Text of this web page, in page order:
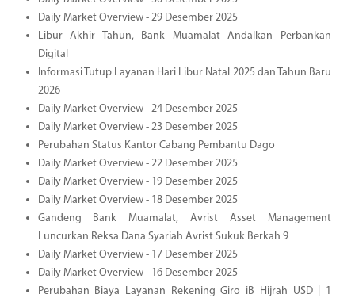
Daily Market Overview - 29 Desember 2025
Libur Akhir Tahun, Bank Muamalat Andalkan Perbankan
Digital
Informasi Tutup Layanan Hari Libur Natal 2025 dan Tahun Baru
2026
Daily Market Overview - 24 Desember 2025
Daily Market Overview - 23 Desember 2025
Perubahan Status Kantor Cabang Pembantu Dago
Daily Market Overview - 22 Desember 2025
Daily Market Overview - 19 Desember 2025
Daily Market Overview - 18 Desember 2025
Gandeng Bank Muamalat, Avrist Asset Management
Luncurkan Reksa Dana Syariah Avrist Sukuk Berkah 9
Daily Market Overview - 17 Desember 2025
Daily Market Overview - 16 Desember 2025
Perubahan Biaya Layanan Rekening Giro iB Hijrah USD | 1